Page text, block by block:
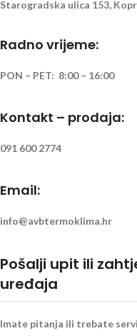
Starogradska ulica 153,
Radno vrijeme:
PON – PET: 8:00 – 16:00
Kontakt – prodaja:
091 600 2774
Email:
info@avbtermoklima.hr
Pošalji upit ili
uređaja
Imate pitanja ili trebate